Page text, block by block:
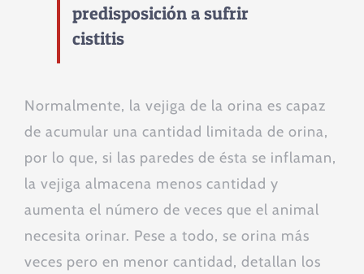
predisposición a sufrir
cistitis
Normalmente, la vejiga de la orina es capaz
de acumular una cantidad limitada de orina,
por lo que, si las paredes de ésta se inflaman,
la vejiga almacena menos cantidad y
aumenta el número de veces que el animal
necesita orinar. Pese a todo, se orina más
veces pero en menor cantidad, detallan los